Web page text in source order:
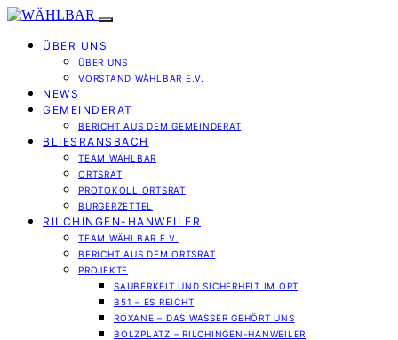
ÜBER UNS
ÜBER UNS
VORSTAND WÄHLBAR E.V.
NEWS
GEMEINDERAT
BERICHT AUS DEM GEMEINDERAT
BLIESRANSBACH
TEAM WÄHLBAR
ORTSRAT
PROTOKOLL ORTSRAT
BÜRGERZETTEL
RILCHINGEN-HANWEILER
TEAM WÄHLBAR E.V.
BERICHT AUS DEM ORTSRAT
PROJEKTE
SAUBERKEIT UND SICHERHEIT IM ORT
B51 – ES REICHT
ROXANE – DAS WASSER GEHÖRT UNS
BOLZPLATZ – RILCHINGEN-HANWEILER